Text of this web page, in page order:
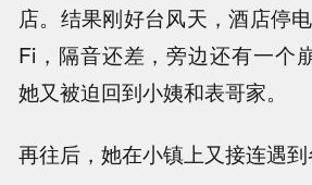
店。结果刚好台风天，酒店停
Fi，隔音还差，旁边还有一个
她又被迫回到小姨和表哥家。
再往后，她在小镇上又接连遇到